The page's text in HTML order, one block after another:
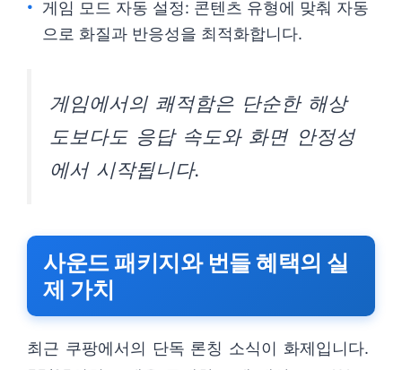
게임 모드 자동 설정: 콘텐츠 유형에 맞춰 자동
으로 화질과 반응성을 최적화합니다.
게임에서의 쾌적함은 단순한 해상
도보다도 응답 속도와 화면 안정성
에서 시작됩니다.
사운드 패키지와 번들 혜택의 실
제 가치
최근 쿠팡에서의 단독 론칭 소식이 화제입니다.